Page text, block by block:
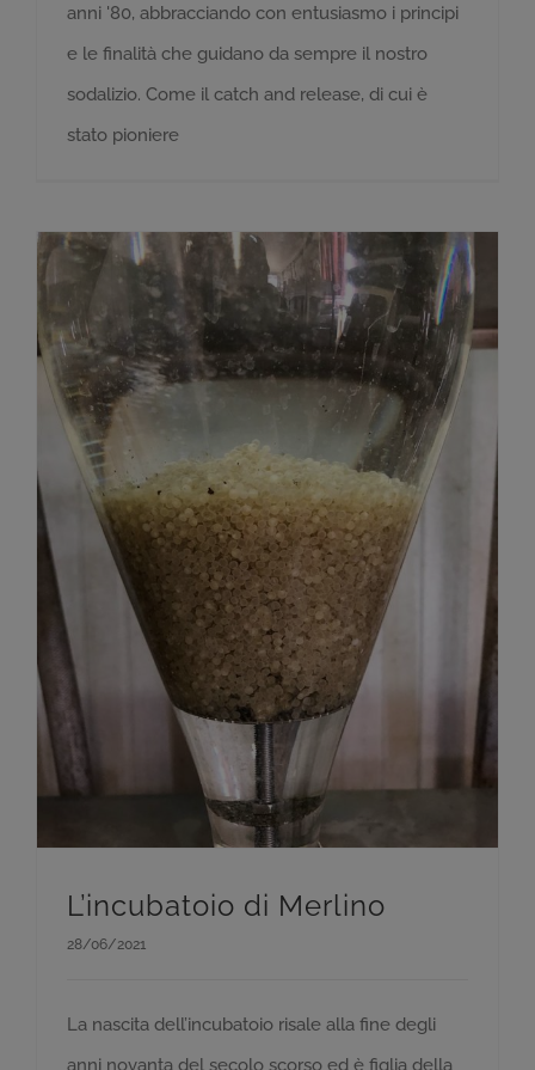
anni '80, abbracciando con entusiasmo i principi
e le finalità che guidano da sempre il nostro
sodalizio. Come il catch and release, di cui è
stato pioniere
L’incubatoio di Merlino
28/06/2021
La nascita dell’incubatoio risale alla fine degli
anni novanta del secolo scorso ed è figlia della